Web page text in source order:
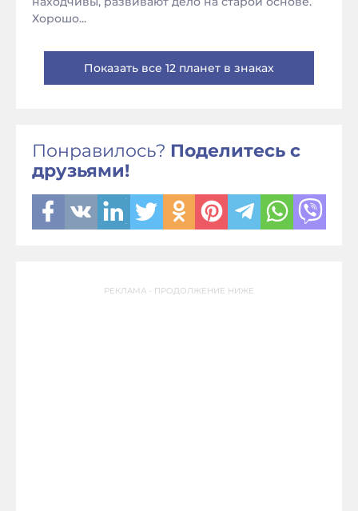
Хорошо...
Показать все 12 планет в знаках
Понравилось? Поделитесь с
друзьями!
РЕКЛАМА - ПРОДОЛЖЕНИЕ НИЖЕ